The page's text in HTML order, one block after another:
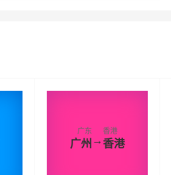
广东
广州 →
香港
香港